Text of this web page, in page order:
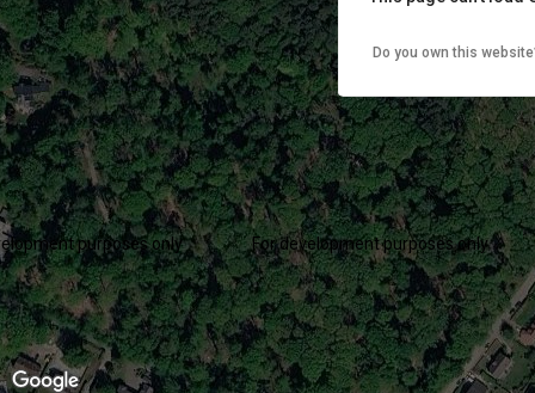
For development purposes only
purposes only
Do you own this